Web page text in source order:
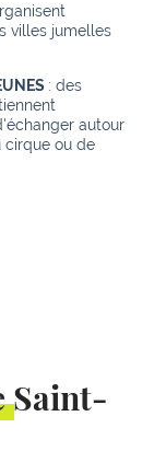
villes jumelles
: des
autour
cirque ou de
Saint-